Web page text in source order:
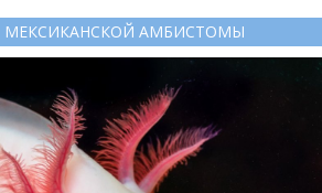
МЕКСИКАНСКОЙ АМБИСТОМЫ